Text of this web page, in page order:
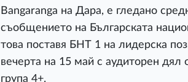
Bangaranga на Дара, е гледано
съобщението на Българската
това поставя БНТ 1 на лидерска
вечерта на 15 май с аудиторен дял
група 4+.